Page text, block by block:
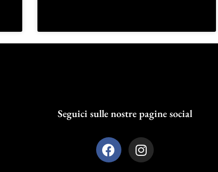
Seguici sulle nostre pagine social
F
a
I
n